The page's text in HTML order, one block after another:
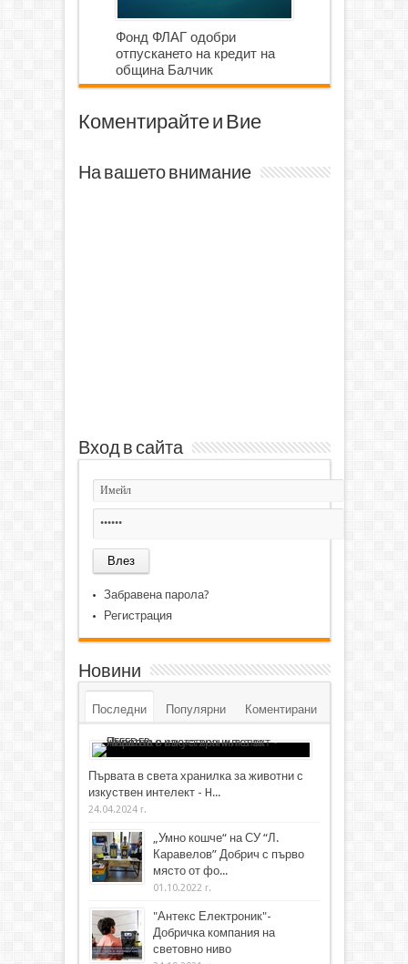
Фонд ФЛАГ одобри
отпускането на кредит на
община Балчик
Коментирайте и Вие
На вашето внимание
Вход в сайта
Забравена парола?
Регистрация
Новини
Последни Популярни Коментирани
Първата в света хранилка за животни с
изкуствен интелект - H...
24.04.2024 г.
„Умно кошче“ на СУ “Л.
Каравелов” Добрич с първо
място от фо...
01.10.2022 г.
"Антекс Електроник"-
Добричка компания на
световно ниво